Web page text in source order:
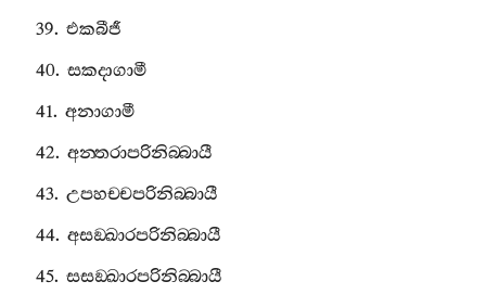
39. එකබීජී
40. සකදාගාමී
41. අනාගාමී
42. අන‍්තරාපරිනිබ‍්බායී
43. උපහච‍්චපරිනිබ‍්බායී
44. අසඞ‍්ඛාරපරිනිබ‍්බායී
45. සසඞ‍්ඛාරපරිනිබ‍්බායී